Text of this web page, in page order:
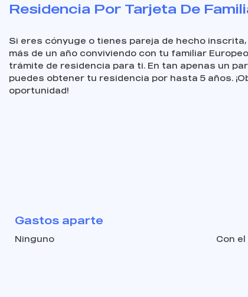
Residencia Por Tarjeta De
Si eres cónyuge o tienes pareja de hecho inscrita,
más de un año conviviendo con tu familiar
trámite de residencia para ti. En tan apenas un
puedes obtener tu residencia por hasta 5 años.
oportunidad!
Gastos aparte
Ninguno
Con